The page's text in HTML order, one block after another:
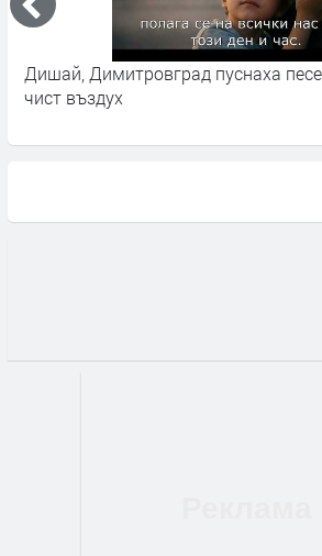
Дишай, Димитровград пуснаха
чист въздух